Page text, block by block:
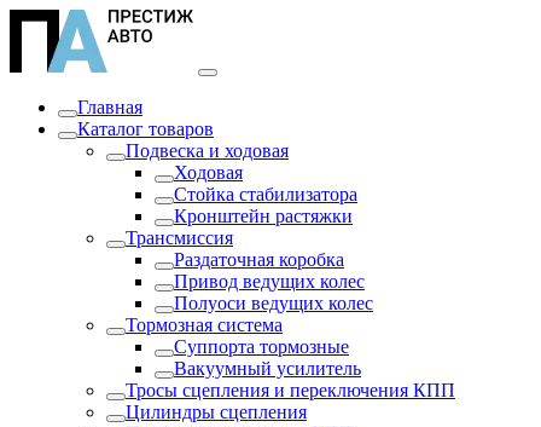
Главная
Каталог товаров
Подвеска и ходовая
Ходовая
Стойка стабилизатора
Кронштейн растяжки
Трансмиссия
Раздаточная коробка
Привод ведущих колес
Полуоси ведущих колес
Тормозная система
Суппорта тормозные
Вакуумный усилитель
Тросы сцепления и переключения КПП
Цилиндры сцепления